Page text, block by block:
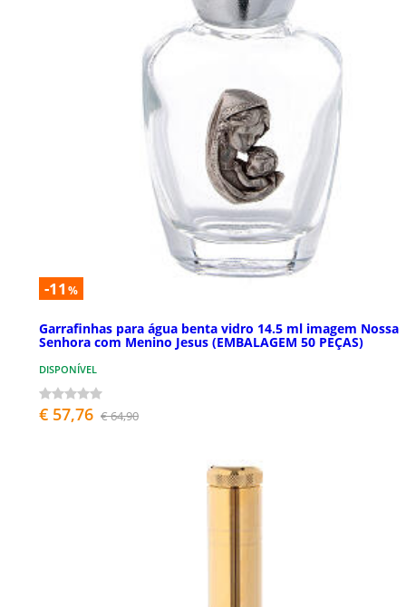
-11 %
Garrafinhas para água benta vidro 14.5 ml imagem Nossa
Senhora com Menino Jesus (EMBALAGEM 50 PEÇAS)
DISPONÍVEL
€ 57,76 € 64,90